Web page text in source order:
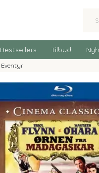
Bestsellers Tilbud
Eventyr